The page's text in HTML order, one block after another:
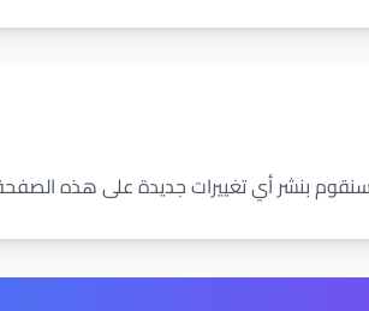
بنشر أي تغييرات جديدة على هذه